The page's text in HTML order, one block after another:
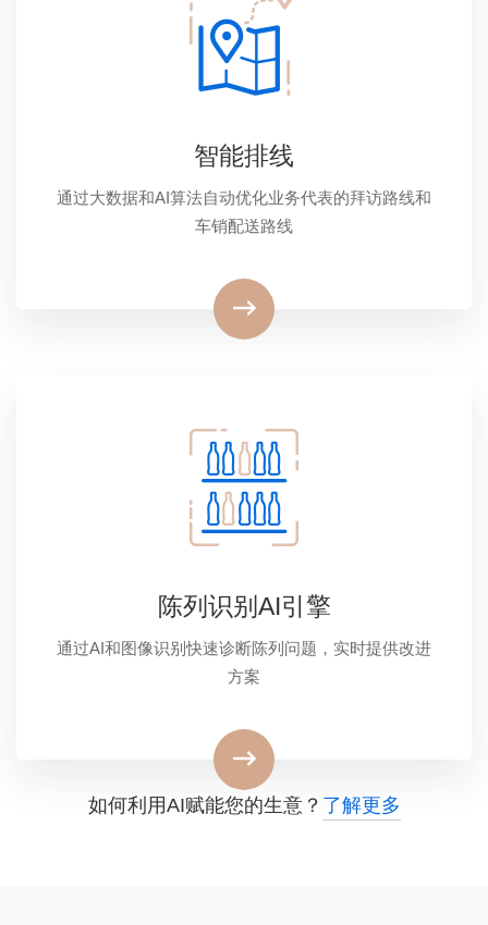
智能排线
通过大数据和AI算法自动优化业务代表的拜访路线和
车销配送路线
陈列识别AI引擎
通过AI和图像识别快速诊断陈列问题，实时提供改进
方案
如何利用AI赋能您的生意？ 了解更多